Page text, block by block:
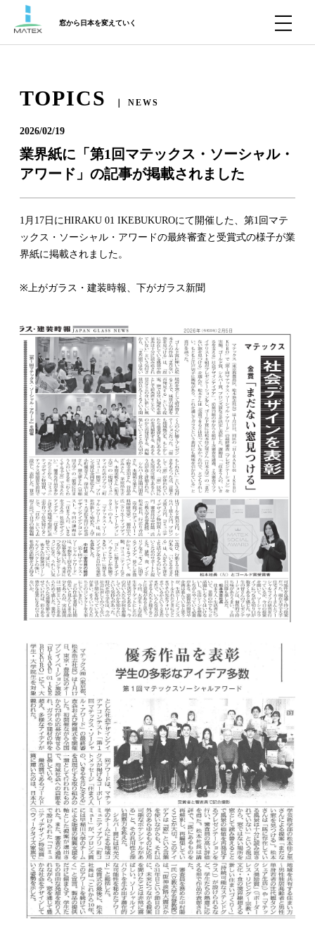
窓から日本を変えていく
TOPICS ｜ NEWS
2026/02/19
業界紙に「第1回マテックス・ソーシャル・
アワード」の記事が掲載されました
1月17日にHIRAKU 01 IKEBUKUROにて開催した、第1回マテ
ックス・ソーシャル・アワードの最終審査と受賞式の様子が業
界紙に掲載されました。
※上がガラス・建装時報、下がガラス新聞